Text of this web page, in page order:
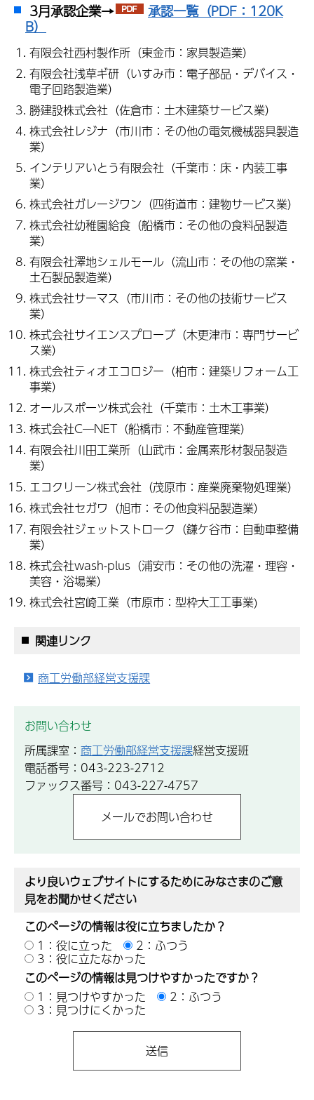
3月承認企業→ 承認一覧（PDF：120K
B）
有限会社西村製作所（東金市：家具製造業）
有限会社浅草ギ研（いすみ市：電子部品・デバイス・
電子回路製造業）
勝建設株式会社（佐倉市：土木建築サービス業）
株式会社レジナ（市川市：その他の電気機械器具製造
業）
インテリアいとう有限会社（千葉市：床・内装工事
業）
株式会社ガレージワン（四街道市：建物サービス業）
株式会社幼稚園給食（船橋市：その他の食料品製造
業）
有限会社澤地シェルモール（流山市：その他の窯業・
土石製品製造業）
株式会社サーマス（市川市：その他の技術サービス
業）
株式会社サイエンスプローブ（木更津市：専門サービ
ス業）
株式会社ティオエコロジー（柏市：建築リフォーム工
事業）
オールスポーツ株式会社（千葉市：土木工事業）
株式会社C―NET（船橋市：不動産管理業）
有限会社川田工業所（山武市：金属素形材製品製造
業）
エコクリーン株式会社（茂原市：産業廃棄物処理業）
株式会社セガワ（旭市：その他食料品製造業）
有限会社ジェットストローク（鎌ケ谷市：自動車整備
業）
株式会社wash-plus（浦安市：その他の洗濯・理容・
美容・浴場業）
株式会社宮崎工業（市原市：型枠大工工事業)
関連リンク
商工労働部経営支援課
お問い合わせ
所属課室： 商工労働部経営支援課経営支援班
電話番号：043-223-2712
ファックス番号：043-227-4757
より良いウェブサイトにするためにみなさまのご意
見をお聞かせください
このページの情報は役に立ちましたか？
1：役に立った
2：ふつう
3：役に立たなかった
このページの情報は見つけやすかったですか？
1：見つけやすかった
2：ふつう
3：見つけにくかった